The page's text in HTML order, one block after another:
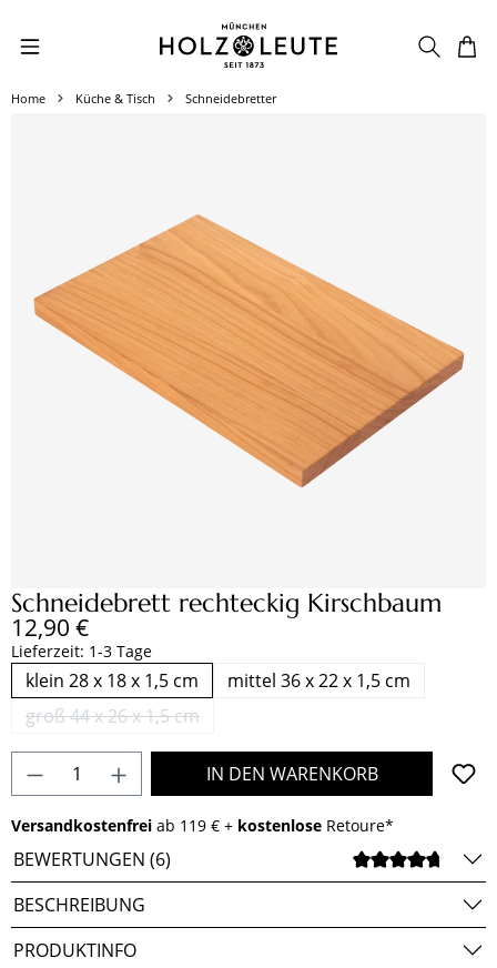
Zum Hauptinhalt springen
Home Küche & Tisch Schneidebretter
Schneidebrett rechteckig Kirschbaum
Regulärer Preis:
12,90 €
Lieferzeit: 1-3 Tage
klein 28 x 18 x 1,5 cm
mittel 36 x 22 x 1,5 cm
groß 44 x 26 x 1,5 cm(Diese Option ist zurzeit nicht verfügbar.)
Produkt Anzahl: Gib den gewünschten
IN DEN WARENKORB
Versandkostenfrei ab 119 € + kostenlose Retoure*
BEWERTUNGEN (6)
BESCHREIBUNG
PRODUKTINFO